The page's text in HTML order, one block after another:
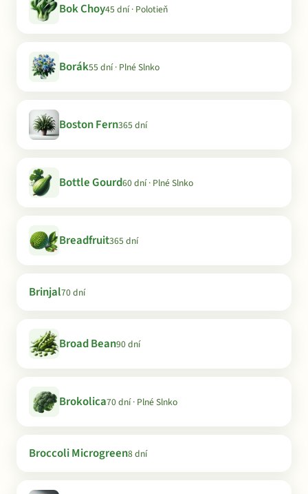
Bok Choy45 dní · Polotieň
Borák55 dní · Plné Slnko
Boston Fern365 dní
Bottle Gourd60 dní · Plné Slnko
Breadfruit365 dní
Brinjal70 dní
Broad Bean90 dní
Brokolica70 dní · Plné Slnko
Broccoli Microgreen8 dní